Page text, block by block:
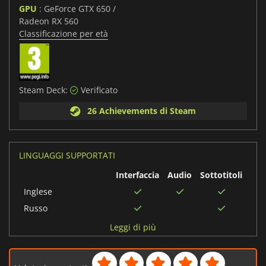
GPU : GeForce GTX 650 /
Radeon RX 560
Classificazione per età
Steam Deck:
Verificato
26 Achievements di Steam
LINGUAGGI SUPPORTATI
Interfaccia
Audio
Sottotitoli
Inglese
Russo
Cinese semplificato
Leggi di più